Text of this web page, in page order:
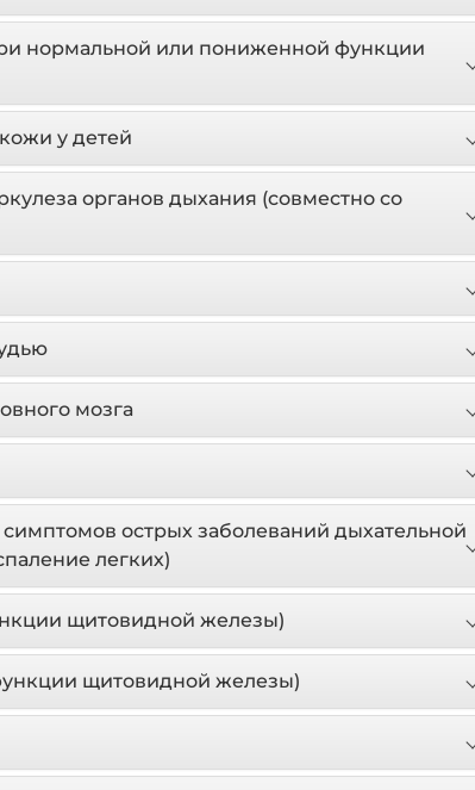
нормальной или пониженной функции
у детей
органов дыхания (совместно со
мозга
острых заболеваний дыхательной
легких)
щитовидной железы)
щитовидной железы)